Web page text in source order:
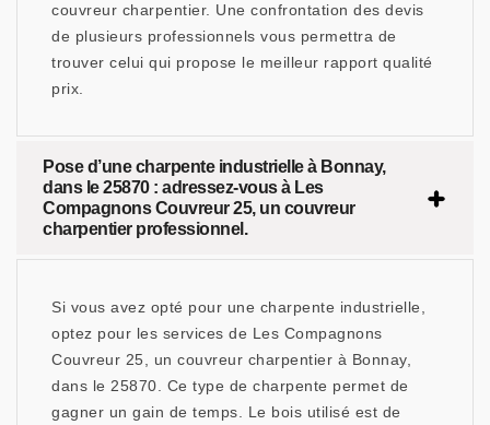
couvreur charpentier. Une confrontation des devis
de plusieurs professionnels vous permettra de
trouver celui qui propose le meilleur rapport qualité
prix.
Pose d’une charpente industrielle à Bonnay,
dans le 25870 : adressez-vous à Les
Compagnons Couvreur 25, un couvreur
charpentier professionnel.
Si vous avez opté pour une charpente industrielle,
optez pour les services de Les Compagnons
Couvreur 25, un couvreur charpentier à Bonnay,
dans le 25870. Ce type de charpente permet de
gagner un gain de temps. Le bois utilisé est de